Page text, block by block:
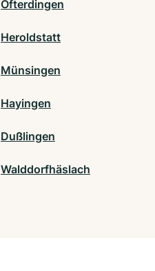
Ofterdingen
Heroldstatt
Münsingen
Hayingen
Dußlingen
Walddorfhäslach